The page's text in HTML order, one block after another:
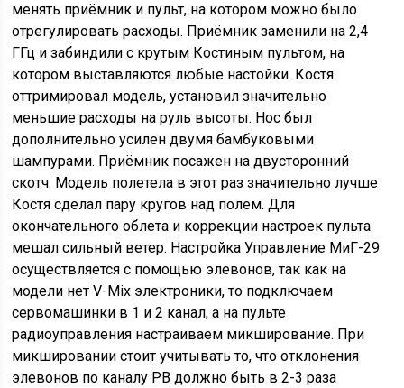
менять приёмник и пульт, на котором можно было
отрегулировать расходы. Приёмник заменили на 2,4
ГГц и забиндили с крутым Костиным пультом, на
котором выставляются любые настойки. Костя
оттримировал модель, установил значительно
меньшие расходы на руль высоты. Нос был
дополнительно усилен двумя бамбуковыми
шампурами. Приёмник посажен на двусторонний
скотч. Модель полетела в этот раз значительно лучше
Костя сделал пару кругов над полем. Для
окончательного облета и коррекции настроек пульта
мешал сильный ветер. Настройка Управление МиГ-29
осуществляется с помощью элевонов, так как на
модели нет V-Mix электроники, то подключаем
сервомашинки в 1 и 2 канал, а на пульте
радиоуправления настраиваем микширование. При
микшировании стоит учитывать то, что отклонения
элевонов по каналу РВ должно быть в 2-3 раза